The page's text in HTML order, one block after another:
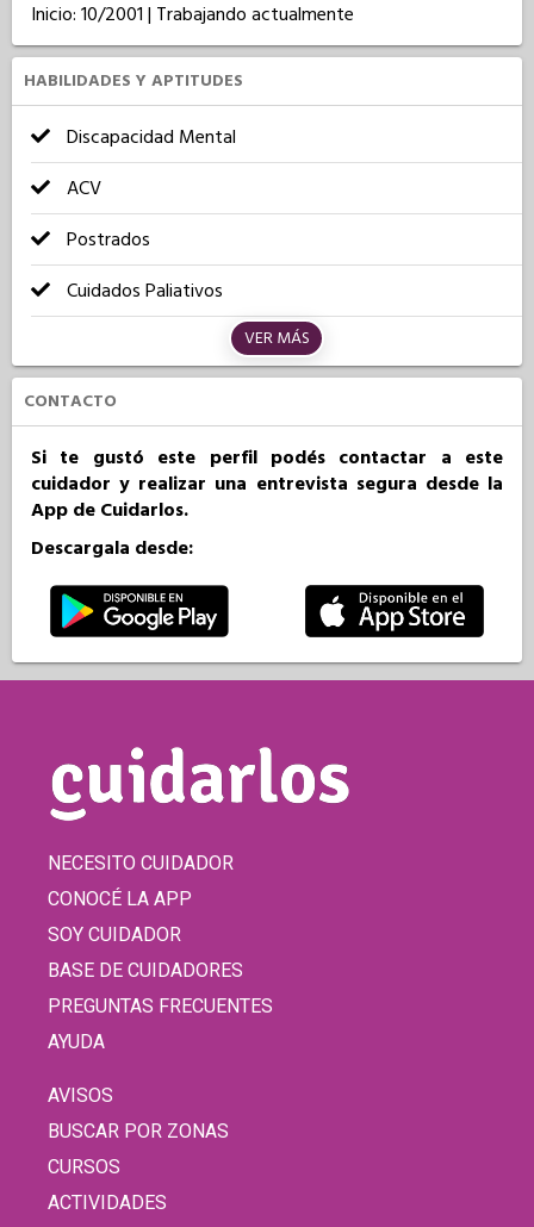
Inicio: 10/2001 | Trabajando actualmente
HABILIDADES Y APTITUDES
Discapacidad Mental
ACV
Postrados
Cuidados Paliativos
VER MÁS
CONTACTO
Si te gustó este perfil podés contactar a este
cuidador y realizar una entrevista segura desde la
App de Cuidarlos.
Descargala desde:
NECESITO CUIDADOR
CONOCÉ LA APP
SOY CUIDADOR
BASE DE CUIDADORES
PREGUNTAS FRECUENTES
AYUDA
AVISOS
BUSCAR POR ZONAS
CURSOS
ACTIVIDADES